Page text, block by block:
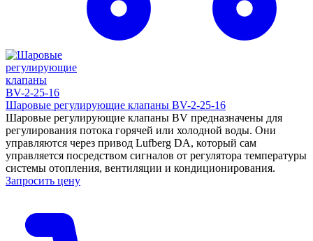
Шаровые регулирующие клапаны BV-2-25-16
Шаровые регулирующие клапаны BV предназначены для
регулирования потока горячей или холодной воды. Они
управляются через привод Lufberg DA, который сам
управляется посредством сигналов от регулятора температуры
системы отопления, вентиляции и кондиционирования.
Запросить цену